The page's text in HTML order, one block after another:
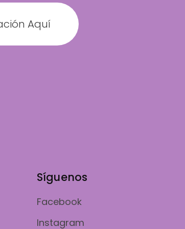
Aquí
Síguenos
Facebook
Instagram